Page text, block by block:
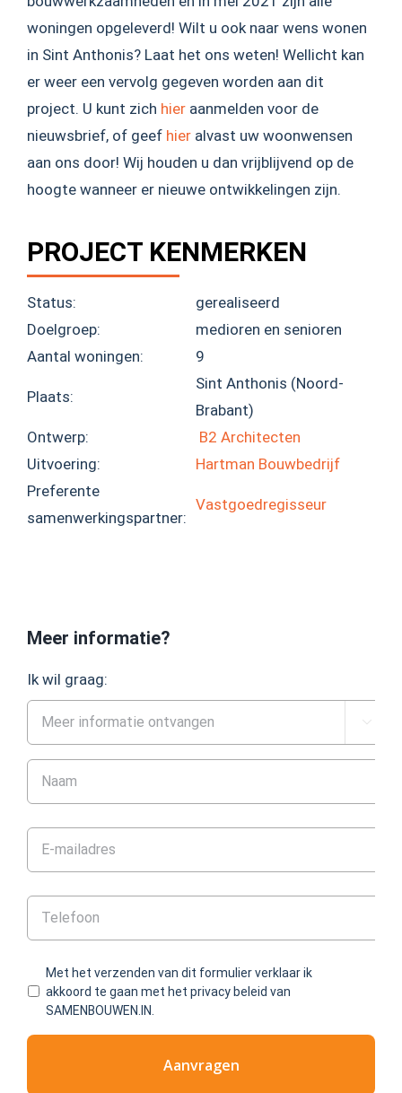
woningen opgeleverd! Wilt u ook naar wens wonen
in Sint Anthonis? Laat het ons weten! Wellicht kan
er weer een vervolg gegeven worden aan dit
project. U kunt zich hieraanmelden voor de
nieuwsbrief, of geef hieralvast uw woonwensen
aan ons door! Wij houden u dan vrijblijvend op de
hoogte wanneer er nieuwe ontwikkelingen zijn.
PROJECT KENMERKEN
Status:
gerealiseerd
Doelgroep:
medioren en senioren
Aantal woningen:
9
Plaats:
Sint Anthonis (Noord-
Brabant)
Ontwerp:
B2 Architecten
Uitvoering:
Hartman Bouwbedrijf
Preferente
samenwerkingspartner:
Vastgoedregisseur
Meer informatie?
Ik wil graag:

Met het verzenden van dit formulier verklaar ik
akkoord te gaan met het privacy beleid van
SAMENBOUWEN.IN.